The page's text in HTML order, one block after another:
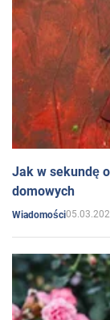
Jak w sekundę
domowych
Wiadomości